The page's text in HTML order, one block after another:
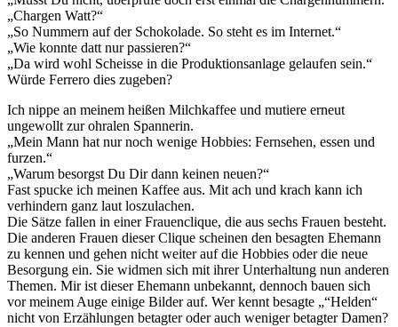
„Chargen Watt?“
„So Nummern auf der Schokolade. So steht es im Internet.“
„Wie konnte datt nur passieren?“
„Da wird wohl Scheisse in die Produktionsanlage gelaufen sein.“
Würde Ferrero dies zugeben?
Ich nippe an meinem heißen Milchkaffee und mutiere erneut
ungewollt zur ohralen Spannerin.
„Mein Mann hat nur noch wenige Hobbies: Fernsehen, essen und
furzen.“
„Warum besorgst Du Dir dann keinen neuen?“
Fast spucke ich meinen Kaffee aus. Mit ach und krach kann ich
verhindern ganz laut loszulachen.
Die Sätze fallen in einer Frauenclique, die aus sechs Frauen besteht.
Die anderen Frauen dieser Clique scheinen den besagten Ehemann
zu kennen und gehen nicht weiter auf die Hobbies oder die neue
Besorgung ein. Sie widmen sich mit ihrer Unterhaltung nun anderen
Themen. Mir ist dieser Ehemann unbekannt, dennoch bauen sich
vor meinem Auge einige Bilder auf. Wer kennt besagte „“Helden“
nicht von Erzählungen betagter oder auch weniger betagter Damen?